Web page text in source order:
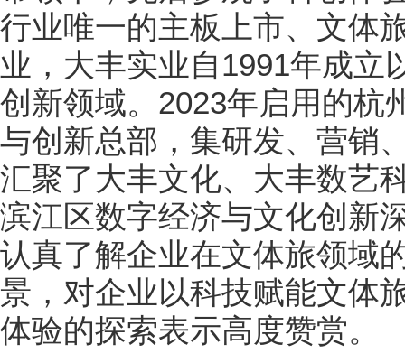
行业唯一的主板上市、文体
业，大丰实业自1991年成立
创新领域。2023年启用的杭
与创新总部，集研发、营销
汇聚了大丰文化、大丰数艺
滨江区数字经济与文化创新
认真了解企业在文体旅领域
景，对企业以科技赋能文体
体验的探索表示高度赞赏。